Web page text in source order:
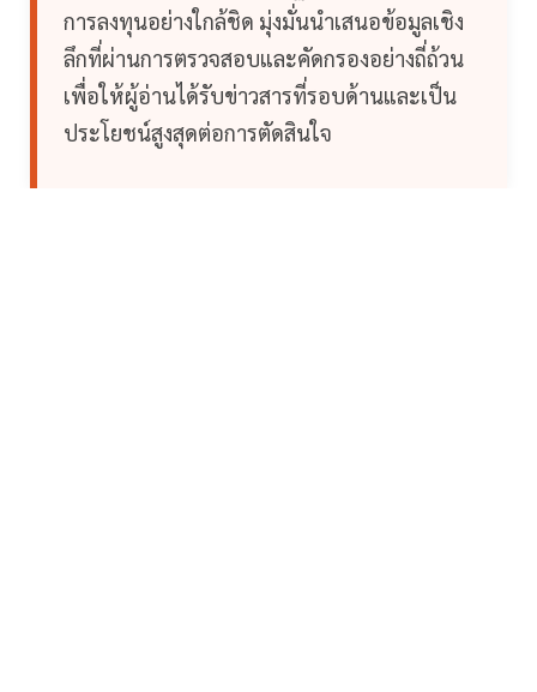
การลงทุนอย่างใกล้ชิด มุ่งมั่นนำเสนอข้อมูลเชิง
ลึกที่ผ่านการตรวจสอบและคัดกรองอย่างถี่ถ้วน
เพื่อให้ผู้อ่านได้รับข่าวสารที่รอบด้านและเป็น
ประโยชน์สูงสุดต่อการตัดสินใจ